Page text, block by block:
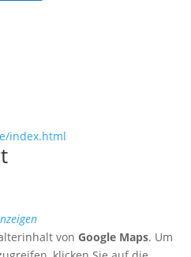
index.html
von Google Maps. Um